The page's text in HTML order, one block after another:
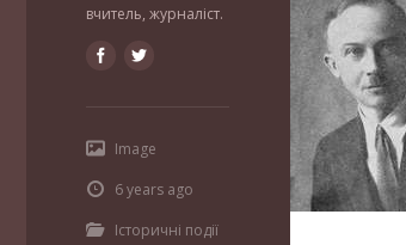
вчитель, журналіст.
Image
6 years ago
Історичні події